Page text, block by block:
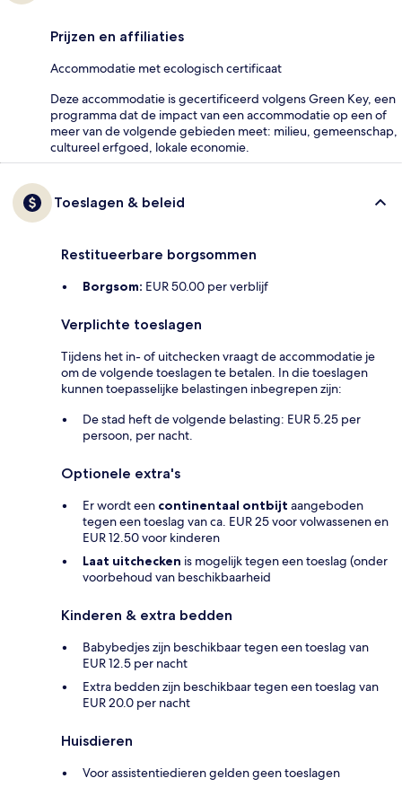
Prijzen en affiliaties
Accommodatie met ecologisch certificaat
Deze accommodatie is gecertificeerd volgens Green Key, een
programma dat de impact van een accommodatie op een of
meer van de volgende gebieden meet: milieu, gemeenschap,
cultureel erfgoed, lokale economie.
Toeslagen & beleid
Restitueerbare borgsommen
Borgsom: EUR 50.00 per verblijf
Verplichte toeslagen
Tijdens het in- of uitchecken vraagt de accommodatie je
om de volgende toeslagen te betalen. In die toeslagen
kunnen toepasselijke belastingen inbegrepen zijn:
De stad heft de volgende belasting: EUR 5.25 per
persoon, per nacht.
Optionele extra's
Er wordt een continentaal ontbijt aangeboden
tegen een toeslag van ca. EUR 25 voor volwassenen en
EUR 12.50 voor kinderen
Laat uitchecken is mogelijk tegen een toeslag (onder
voorbehoud van beschikbaarheid
Kinderen & extra bedden
Babybedjes zijn beschikbaar tegen een toeslag van
EUR 12.5 per nacht
Extra bedden zijn beschikbaar tegen een toeslag van
EUR 20.0 per nacht
Huisdieren
Voor assistentiedieren gelden geen toeslagen